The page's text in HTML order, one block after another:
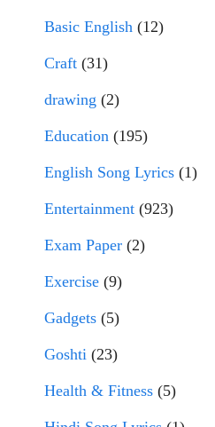
Basic English (12)
Craft (31)
drawing (2)
Education (195)
English Song Lyrics (1)
Entertainment (923)
Exam Paper (2)
Exercise (9)
Gadgets (5)
Goshti (23)
Health & Fitness (5)